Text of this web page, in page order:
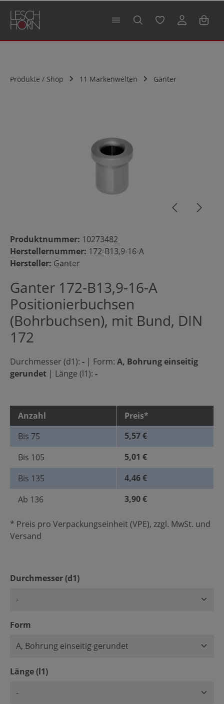
springen
Produkte / Shop 11 Markenwelten Ganter
Produktnummer: 10273482
Herstellernummer: 172-B13,9-16-A
Hersteller: Ganter
Ganter 172-B13,9-16-A
Positionierbuchsen
(Bohrbuchsen), mit Bund, DIN
172
Durchmesser (d1): - | Form: A, Bohrung einseitig
gerundet | Länge (l1): -
Anzahl
Preis*
Bis 75
5,57 €
Bis 105
5,01 €
Bis 135
4,46 €
Ab 136 3,90 €
* Preis pro Verpackungseinheit (VPE), zzgl. MwSt. und
Versand
Durchmesser (d1)auswählen
Form
Länge (l1)auswählen